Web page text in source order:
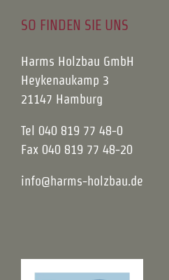
SO FINDEN SIE UNS
Harms Holzbau GmbH
Heykenaukamp 3
21147 Hamburg
Tel 040 819 77 48-0
Fax 040 819 77 48-20
info@harms-holzbau.de